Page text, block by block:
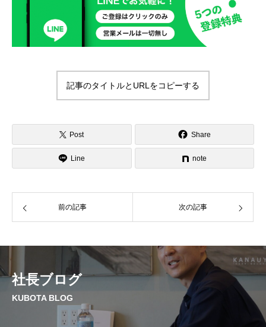
記事のタイトルとURLをコピーする
Post Share
Line note
前の記事 次の記事
社長ブログ
KUBOTA BLOG